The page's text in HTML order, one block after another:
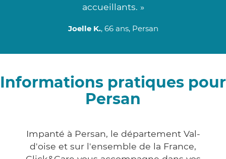
accueillants. »
Joelle K., 66 ans, Persan
Informations pratiques pour
Persan
Impanté à Persan, le département Val-
d'oise et sur l'ensemble de la France,